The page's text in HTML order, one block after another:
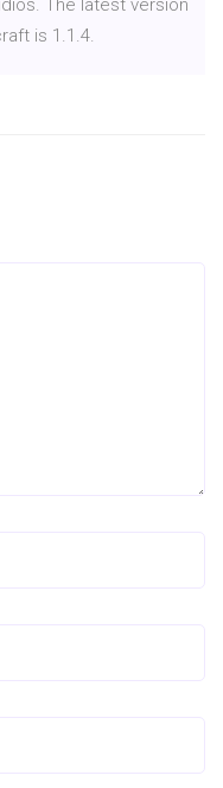
The latest version
is 1.1.4.